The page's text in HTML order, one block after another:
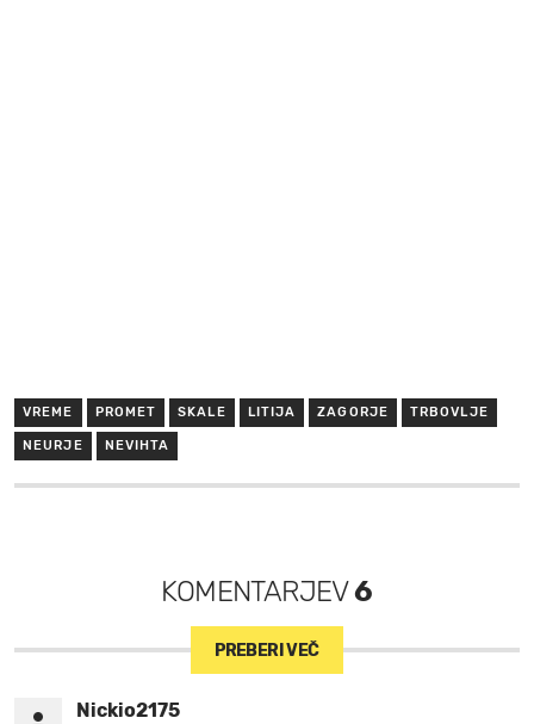
VREME PROMET SKALE LITIJA ZAGORJE TRBOVLJE
NEURJE NEVIHTA
KOMENTARJEV6
PREBERI VEČ
Nickio2175